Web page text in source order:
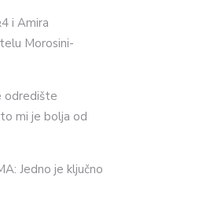
i Amira
Morosini-
odredište
mi je bolja od
Jedno je ključno